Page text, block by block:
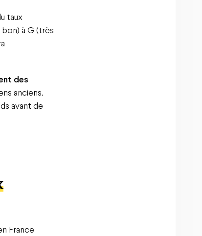
taux
à G (très
des
anciens.
avant de
France